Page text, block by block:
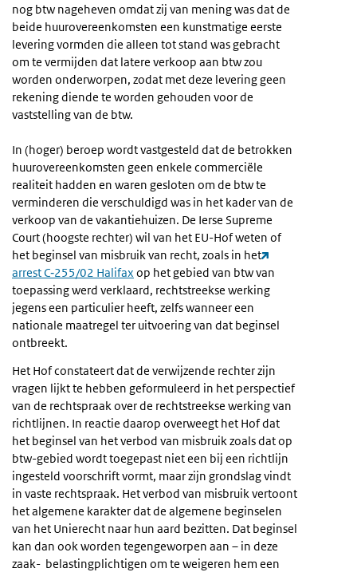
nog btw nageheven omdat zij van mening was dat de
beide huurovereenkomsten een kunstmatige eerste
levering vormden die alleen tot stand was gebracht
om te vermijden dat latere verkoop aan btw zou
worden onderworpen, zodat met deze levering geen
rekening diende te worden gehouden voor de
vaststelling van de btw.
In (hoger) beroep wordt vastgesteld dat de betrokken
huurovereenkomsten geen enkele commerciële
realiteit hadden en waren gesloten om de btw te
verminderen die verschuldigd was in het kader van de
verkoop van de vakantiehuizen. De Ierse Supreme
Court (hoogste rechter) wil van het EU-Hof weten of
het beginsel van misbruik van recht, zoals in het
arrest C‑255/02 Halifax op het gebied van btw van
toepassing werd verklaard, rechtstreekse werking
jegens een particulier heeft, zelfs wanneer een
nationale maatregel ter uitvoering van dat beginsel
ontbreekt.
Het Hof constateert dat de verwijzende rechter zijn
vragen lijkt te hebben geformuleerd in het perspectief
van de rechtspraak over de rechtstreekse werking van
richtlijnen. In reactie daarop overweegt het Hof dat
het beginsel van het verbod van misbruik zoals dat op
btw-gebied wordt toegepast niet een bij een richtlijn
ingesteld voorschrift vormt, maar zijn grondslag vindt
in vaste rechtspraak. Het verbod van misbruik vertoont
het algemene karakter dat de algemene beginselen
van het Unierecht naar hun aard bezitten. Dat beginsel
kan dan ook worden tegengeworpen aan – in deze
zaak- belastingplichtigen om te weigeren hem een